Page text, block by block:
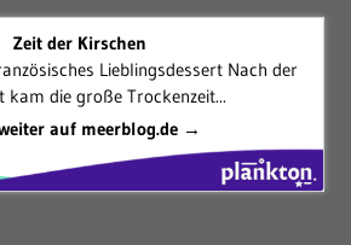
Zeit der Kirschen
Lieblingsdessert Nach der
kam die große Trockenzeit...
auf meerblog.de →